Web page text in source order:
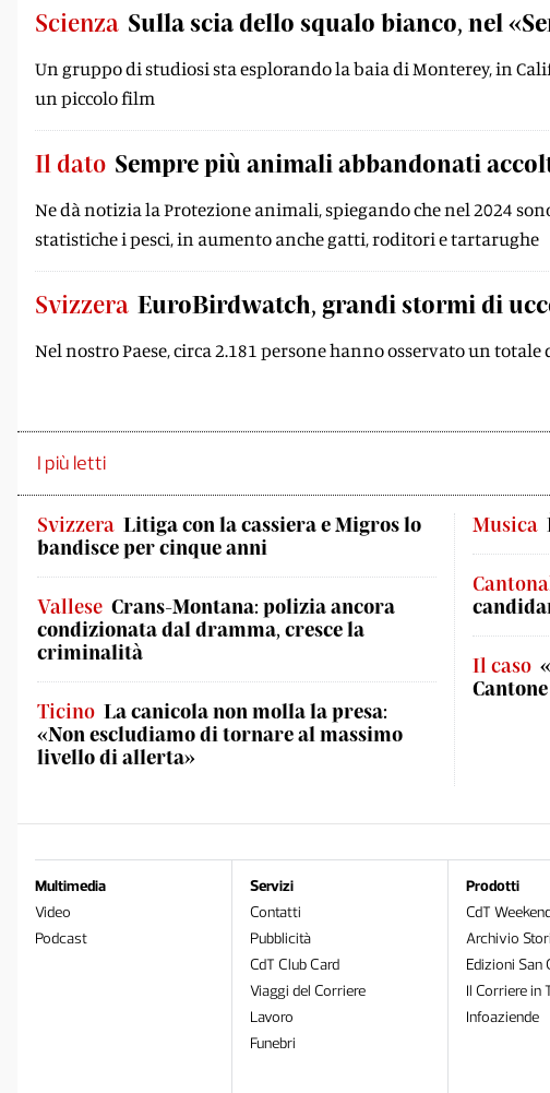
Scienza Sulla scia dello squalo bianco, nel
Un gruppo di studiosi sta esplorando la baia di Monterey, in
un piccolo film
Il dato Sempre più animali abbandonati
Ne dà notizia la Protezione animali, spiegando che nel 2024
statistiche i pesci, in aumento anche gatti, roditori e tartarughe
Svizzera EuroBirdwatch, grandi stormi di
Nel nostro Paese, circa 2.181 persone hanno osservato un
I più letti
Svizzera Litiga con la cassiera e Migros lo
bandisce per cinque anni
Vallese Crans-Montana: polizia ancora
condizionata dal dramma, cresce la
criminalità
Ticino La canicola non molla la presa:
«Non escludiamo di tornare al massimo
livello di allerta»
Musica
Il caso
Multimedia
Video
Podcast
Servizi
Contatti
Pubblicità
CdT Club Card
Viaggi del Corriere
Lavoro
Funebri
Prodotti
CdT
Archivio
Edizioni San
Il Corriere in
Infoaziende